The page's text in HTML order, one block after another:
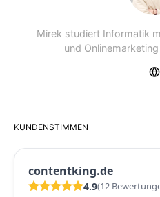
Mirek studiert Informatik
und
KUNDENSTIMMEN
contentking.de
4.9(12